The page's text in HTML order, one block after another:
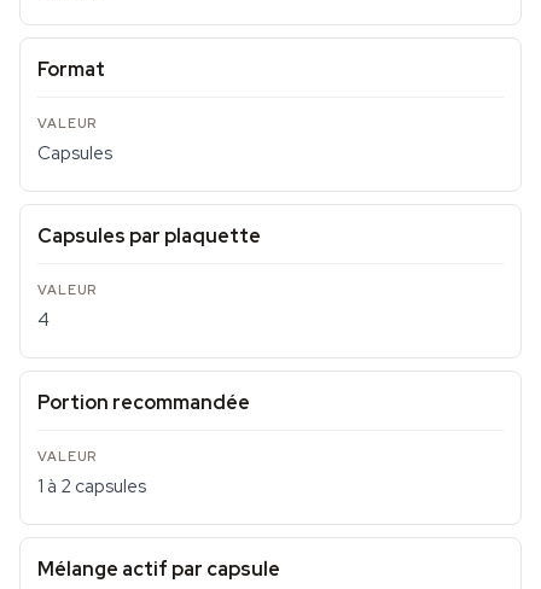
Format
Capsules
Capsules par plaquette
4
Portion recommandée
1 à 2 capsules
Mélange actif par capsule